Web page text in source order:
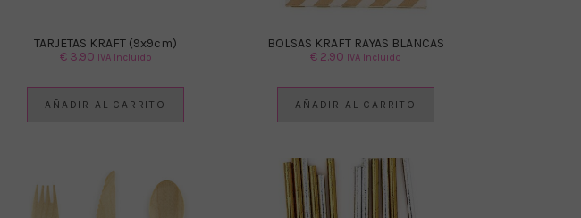
TARJETAS KRAFT (9x9cm)
€3.90 IVA Incluido
AÑADIR AL CARRITO
BOLSAS KRAFT RAYAS BLANCAS
€ 2.90 IVA Incluido
AÑADIR AL CARRITO